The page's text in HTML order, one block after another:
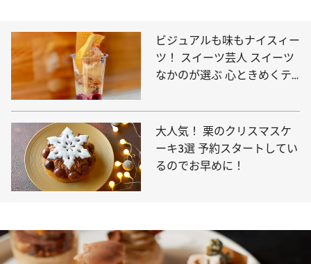
ビジュアルも味もナイスィー
ツ！ スイーツ芸人 スイーツ
なかのが選ぶ 心ときめくテ
大人気！ 栗のクリスマスケ
ーキ3選 予約スタートしてい
るのでお早めに！